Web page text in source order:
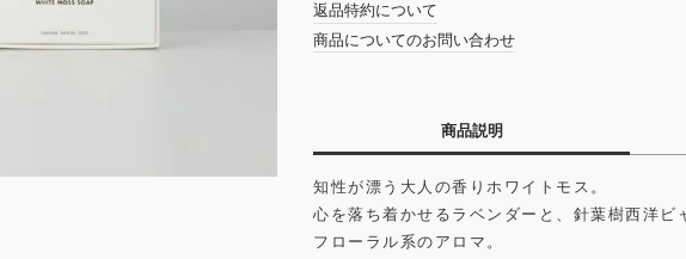
返品特約について
商品についてのお問い合わせ
商品説明
知性が漂う大人の香りホワイトモス。
心を落ち着かせるラベンダーと、針葉樹西洋ビ
フローラル系のアロマ。